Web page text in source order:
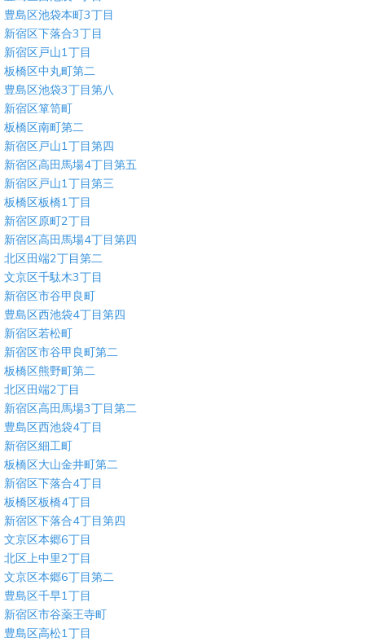
豊島区池袋本町3丁目
新宿区下落合3丁目
新宿区戸山1丁目
板橋区中丸町第二
豊島区池袋3丁目第八
新宿区箪笥町
板橋区南町第二
新宿区戸山1丁目第四
新宿区高田馬場4丁目第五
新宿区戸山1丁目第三
板橋区板橋1丁目
新宿区原町2丁目
新宿区高田馬場4丁目第四
北区田端2丁目第二
文京区千駄木3丁目
新宿区市谷甲良町
豊島区西池袋4丁目第四
新宿区若松町
新宿区市谷甲良町第二
板橋区熊野町第二
北区田端2丁目
新宿区高田馬場3丁目第二
豊島区西池袋4丁目
新宿区細工町
板橋区大山金井町第二
新宿区下落合4丁目
板橋区板橋4丁目
新宿区下落合4丁目第四
文京区本郷6丁目
北区上中里2丁目
文京区本郷6丁目第二
豊島区千早1丁目
新宿区市谷薬王寺町
豊島区高松1丁目